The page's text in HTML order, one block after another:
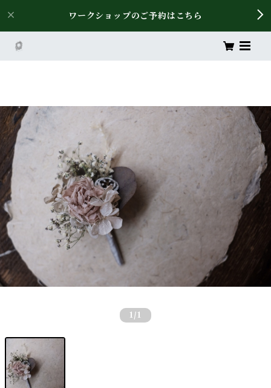
ワークショップのご予約はこちら
1 /1